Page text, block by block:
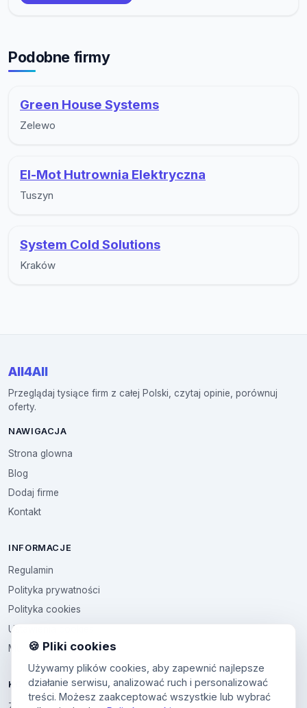
Podobne firmy
Green House Systems
Zelewo
El-Mot Hutrownia Elektryczna
Tuszyn
System Cold Solutions
Kraków
All4All
Przeglądaj tysiące firm z całej Polski, czytaj opinie, porównuj
oferty.
NAWIGACJA
Strona glowna
Blog
Dodaj firme
Kontakt
INFORMACJE
Regulamin
Polityka prywatności
Polityka cookies
Ustawienia cookies
Multikod
KONTO
🍪 Pliki cookies
Używamy plików cookies, aby zapewnić najlepsze
działanie serwisu, analizować ruch i personalizować
treści. Możesz zaakceptować wszystkie lub wybrać